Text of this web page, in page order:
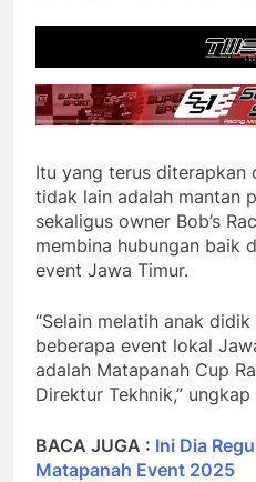
Itu yang terus diterapkan
tidak lain adalah mantan
sekaligus owner Bob’s
membina hubungan baik
event Jawa Timur.
“Selain melatih anak
beberapa event lokal
adalah Matapanah Cup
Direktur Tekhnik,” ungkap
BACA JUGA : Ini Dia
Matapanah Event 2025